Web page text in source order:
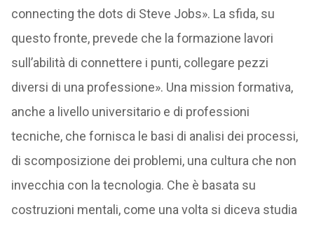
connecting the dots di Steve Jobs». La sfida, su
questo fronte, prevede che la formazione lavori
sull’abilità di connettere i punti, collegare pezzi
diversi di una professione». Una mission formativa,
anche a livello universitario e di professioni
tecniche, che fornisca le basi di analisi dei processi,
di scomposizione dei problemi, una cultura che non
invecchia con la tecnologia. Che è basata su
costruzioni mentali, come una volta si diceva studia